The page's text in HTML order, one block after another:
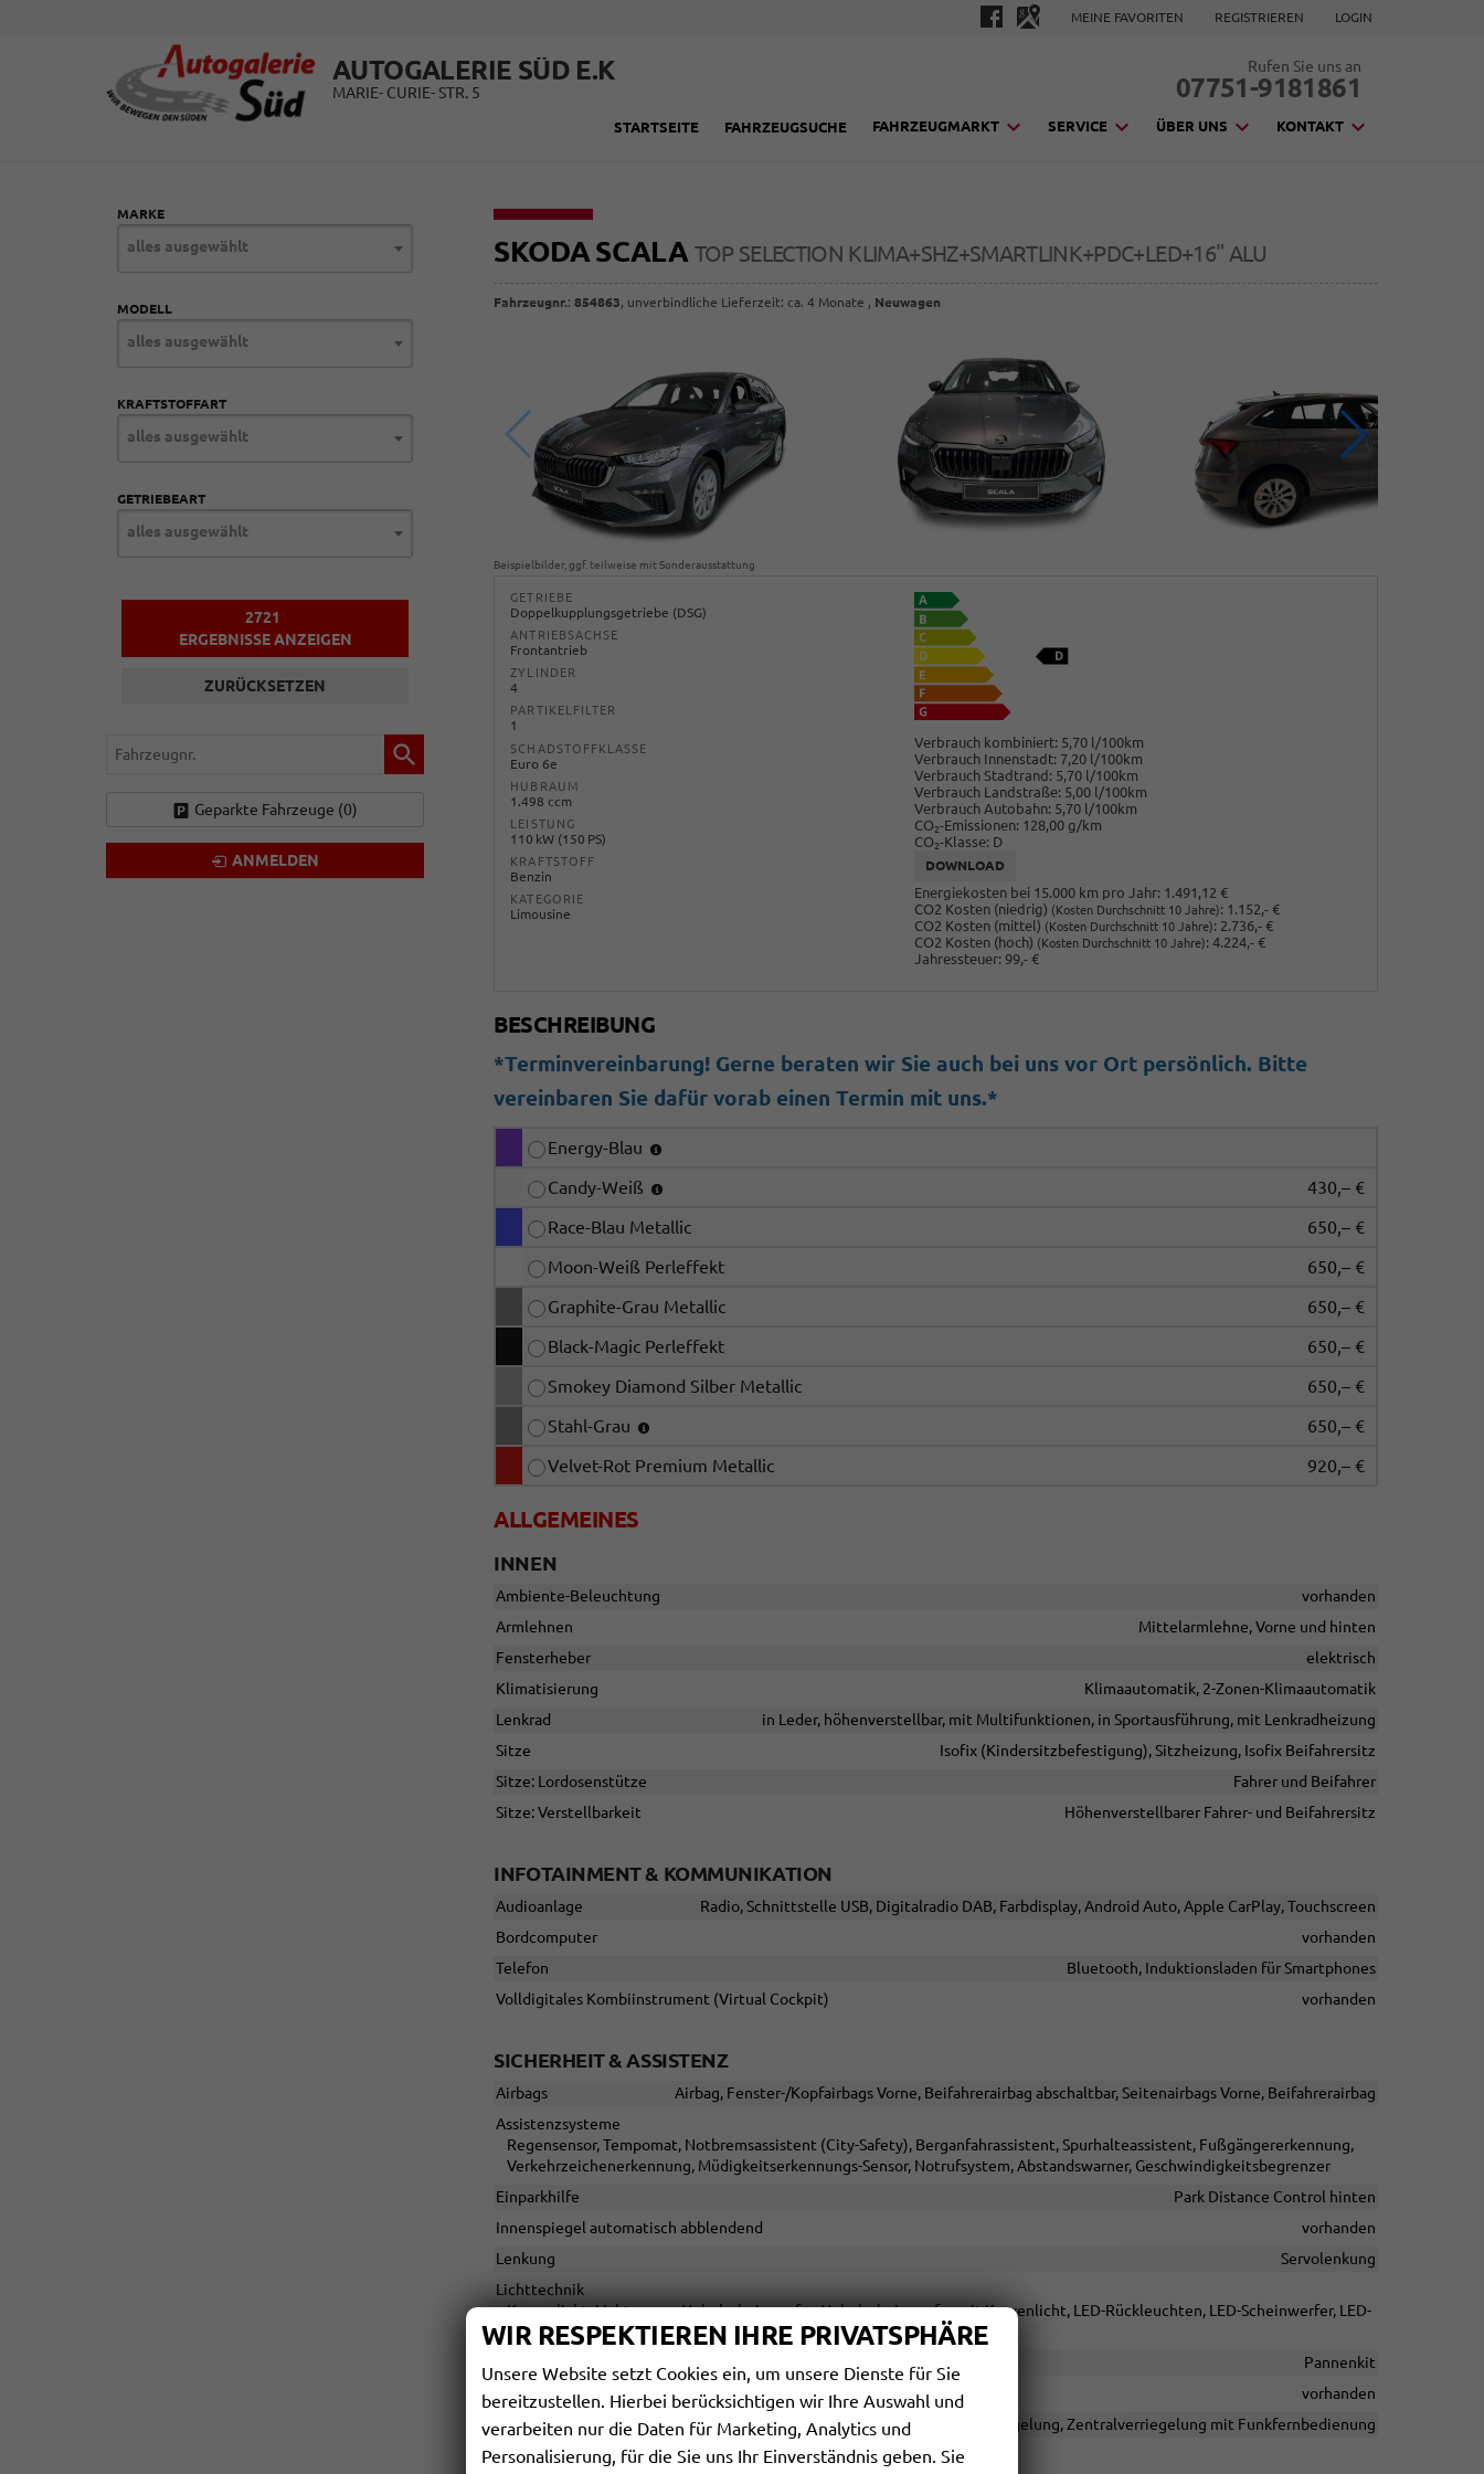
MEINE FAVORITEN REGISTRIEREN LOGIN
AUTOGALERIE SÜD E.K
MARIE- CURIE- STR. 5
Rufen Sie uns an
07751-9181861
STARTSEITE FAHRZEUGSUCHE FAHRZEUGMARKT SERVICE ÜBER UNS KONTAKT
SKODA SCALA TOP SELECTION KLIMA+SHZ+SMARTLINK+PDC+LED+16" ALU
Fahrzeugnr.:854863, unverbindliche Lieferzeit: ca. 4 Monate , Neuwagen
Beispielbilder, ggf. teilweise mit Sonderausstattung
GETRIEBE
Doppelkupplungsgetriebe (DSG)
ANTRIEBSACHSE
Frontantrieb
ZYLINDER
4
PARTIKELFILTER
1
SCHADSTOFFKLASSE
Euro 6e
HUBRAUM
1.498 ccm
LEISTUNG
110 kW (150 PS)
KRAFTSTOFF
Benzin
KATEGORIE
Limousine
Verbrauch kombiniert: 5,70 l/100km
Verbrauch Innenstadt: 7,20 l/100km
Verbrauch Stadtrand: 5,70 l/100km
Verbrauch Landstraße: 5,00 l/100km
Verbrauch Autobahn: 5,70 l/100km
CO2-Emissionen: 128,00 g/km
CO2-Klasse: D
DOWNLOAD
Energiekosten bei 15.000 km pro Jahr: 1.491,12 €
CO2 Kosten (niedrig) (Kosten Durchschnitt 10 Jahre): 1.152,- €
CO2 Kosten (mittel) (Kosten Durchschnitt 10 Jahre): 2.736,- €
CO2 Kosten (hoch) (Kosten Durchschnitt 10 Jahre): 4.224,- €
Jahressteuer: 99,- €
BESCHREIBUNG
*Terminvereinbarung! Gerne beraten wir Sie auch bei uns vor Ort persönlich. Bitte
vereinbaren Sie dafür vorab einen Termin mit uns.*
Energy-Blau
Candy-Weiß
430,– €
Race-Blau Metallic
650,– €
Moon-Weiß Perleffekt
650,– €
Graphite-Grau Metallic
650,– €
Black-Magic Perleffekt
650,– €
Smokey Diamond Silber Metallic
650,– €
Stahl-Grau
650,– €
Velvet-Rot Premium Metallic
920,– €
ALLGEMEINES
INNEN
Ambiente-Beleuchtung
vorhanden
Armlehnen
Mittelarmlehne, Vorne und hinten
Fensterheber
elektrisch
Klimatisierung
Klimaautomatik, 2-Zonen-Klimaautomatik
Lenkrad
in Leder, höhenverstellbar, mit Multifunktionen, in Sportausführung, mit Lenkradheizung
Sitze
Isofix (Kindersitzbefestigung), Sitzheizung, Isofix Beifahrersitz
Sitze: Lordosenstütze
Fahrer und Beifahrer
Sitze: Verstellbarkeit
Höhenverstellbarer Fahrer- und Beifahrersitz
INFOTAINMENT & KOMMUNIKATION
Audioanlage
Radio, Schnittstelle USB, Digitalradio DAB, Farbdisplay, Android Auto, Apple CarPlay, Touchscreen
Bordcomputer
vorhanden
Telefon
Bluetooth, Induktionsladen für Smartphones
Volldigitales Kombiinstrument (Virtual Cockpit)
vorhanden
SICHERHEIT & ASSISTENZ
Airbags
Airbag, Fenster-/Kopfairbags Vorne, Beifahrerairbag abschaltbar, Seitenairbags Vorne, Beifahrerairbag
Assistenzsysteme
Regensensor, Tempomat, Notbremsassistent (City-Safety), Berganfahrassistent, Spurhalteassistent, Fußgängererkennung,
Verkehrzeichenerkennung, Müdigkeitserkennungs-Sensor, Notrufsystem, Abstandswarner, Geschwindigkeitsbegrenzer
Einparkhilfe
Park Distance Control hinten
Innenspiegel automatisch abblendend
vorhanden
Lenkung
Servolenkung
Lichttechnik
Kurvenlicht, Lichtsensor, Nebelscheinwerfer, Nebelscheinwerfer mit Kurvenlicht, LED-Rückleuchten, LED-Scheinwerfer, LED-
Tagfahrlicht
Pannenkit
Start/Stop-Automatik
vorhanden
Zentralverriegelung
Zentralverriegelung, Zentralverriegelung mit Funkfernbedienung
MARKE
alles ausgewählt
MODELL
alles ausgewählt
KRAFTSTOFFART
alles ausgewählt
GETRIEBEART
alles ausgewählt
2721
ERGEBNISSE ANZEIGEN
ZURÜCKSETZEN
Fahrzeugnr.
Geparkte Fahrzeuge (0)
ANMELDEN
WIR RESPEKTIEREN IHRE PRIVATSPHÄRE
Unsere Website setzt Cookies ein, um unsere Dienste für Sie
bereitzustellen. Hierbei berücksichtigen wir Ihre Auswahl und
verarbeiten nur die Daten für Marketing, Analytics und
Personalisierung, für die Sie uns Ihr Einverständnis geben. Sie